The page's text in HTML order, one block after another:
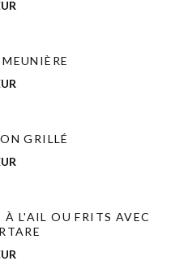
GRILLÉ
À L'AIL OU FRITS AVEC